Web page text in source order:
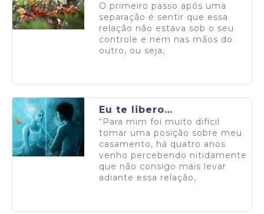
O primeiro passo após uma
separação é sentir que essa
relação não estava sob o seu
controle e nem nas mãos do
outro, ou seja,
Eu te libero…
“Para mim foi muito difícil
tomar uma posição sobre meu
casamento, há quatro anos
venho percebendo nitidamente
que não consigo mais levar
adiante essa relação,